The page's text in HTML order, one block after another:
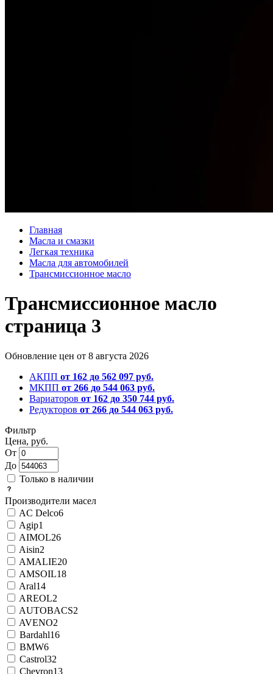
Главная
Масла и смазки
Легкая техника
Масла для автомобилей
Трансмиссионное масло
Трансмиссионное масло
страница 3
Обновление цен от 8 августа 2026
АКПП от 162 до 562 097 руб.
МКПП от 266 до 544 063 руб.
Вариаторов от 162 до 350 744 руб.
Редукторов от 266 до 544 063 руб.
Фильтр
Цена, руб.
От
До
Только в наличии
Производители масел
AC Delco6
Agip1
AIMOL26
Aisin2
AMALIE20
AMSOIL18
Aral14
AREOL2
AUTOBACS2
AVENO2
Bardahl16
BMW6
Castrol32
Chevron13